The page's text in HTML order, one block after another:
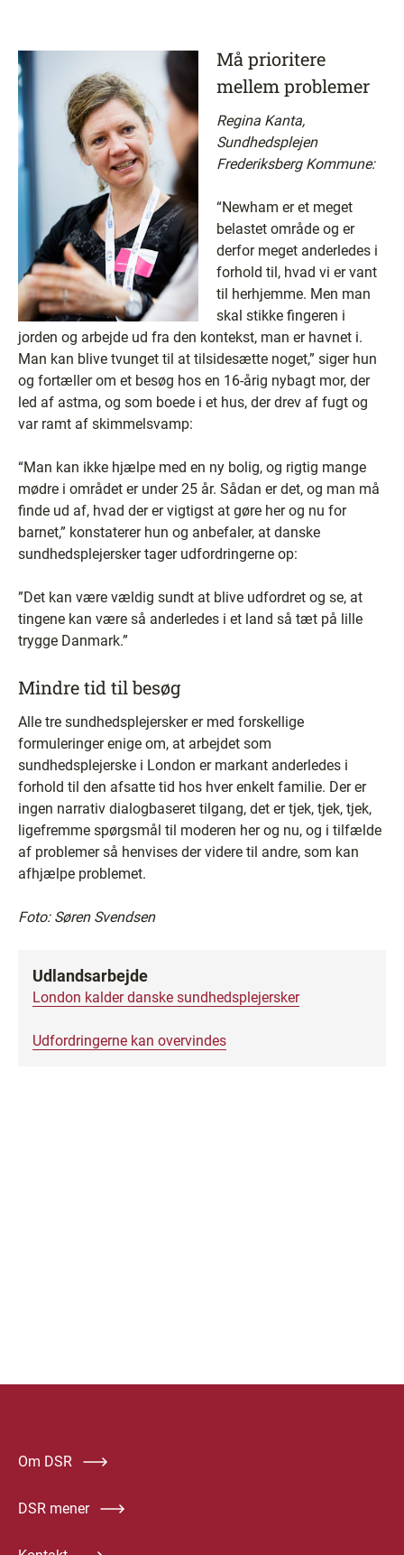
Må prioritere
mellem problemer
Regina Kanta,
Sundhedsplejen
Frederiksberg Kommune:
“Newham er et meget
belastet område og er
derfor meget anderledes i
forhold til, hvad vi er vant
til herhjemme. Men man
skal stikke fingeren i
jorden og arbejde ud fra den kontekst, man er havnet i.
Man kan blive tvunget til at tilsidesætte noget,” siger hun
og fortæller om et besøg hos en 16-årig nybagt mor, der
led af astma, og som boede i et hus, der drev af fugt og
var ramt af skimmelsvamp:
“Man kan ikke hjælpe med en ny bolig, og rigtig mange
mødre i området er under 25 år. Sådan er det, og man må
finde ud af, hvad der er vigtigst at gøre her og nu for
barnet,” konstaterer hun og anbefaler, at danske
sundhedsplejersker tager udfordringerne op:
”Det kan være vældig sundt at blive udfordret og se, at
tingene kan være så anderledes i et land så tæt på lille
trygge Danmark.”
Mindre tid til besøg
Alle tre sundhedsplejersker er med forskellige
formuleringer enige om, at arbejdet som
sundhedsplejerske i London er markant anderledes i
forhold til den afsatte tid hos hver enkelt familie. Der er
ingen narrativ dialogbaseret tilgang, det er tjek, tjek, tjek,
ligefremme spørgsmål til moderen her og nu, og i tilfælde
af problemer så henvises der videre til andre, som kan
afhjælpe problemet.
Foto: Søren Svendsen
Udlandsarbejde
London kalder danske sundhedsplejersker
Udfordringerne kan overvindes
Om DSR
DSR mener